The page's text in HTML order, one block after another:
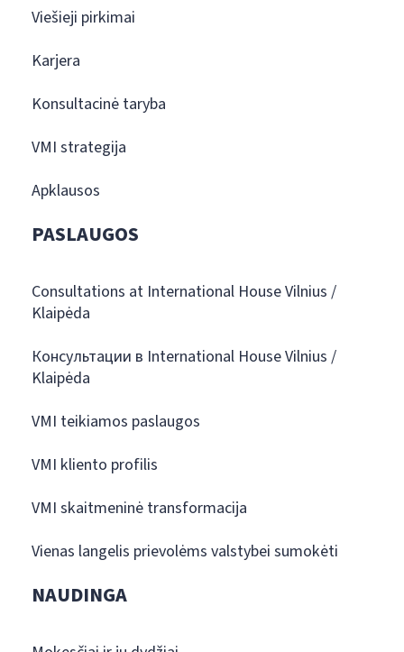
Viešieji pirkimai
Karjera
Konsultacinė taryba
VMI strategija
Apklausos
PASLAUGOS
Consultations at International House Vilnius /
Klaipėda
Консультации в International House Vilnius /
Klaipėda
VMI teikiamos paslaugos
VMI kliento profilis
VMI skaitmeninė transformacija
Vienas langelis prievolėms valstybei sumokėti
NAUDINGA